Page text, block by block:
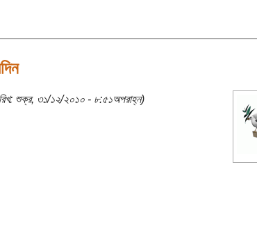
শুক্র, ৩১/১২/২০১০ - ৮:৫১অপরাহ্ন)